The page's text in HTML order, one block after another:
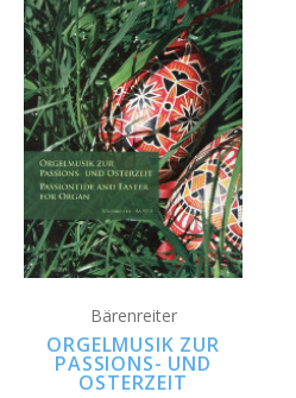
Bärenreiter
ORGELMUSIK ZUR
PASSIONS- UND
OSTERZEIT